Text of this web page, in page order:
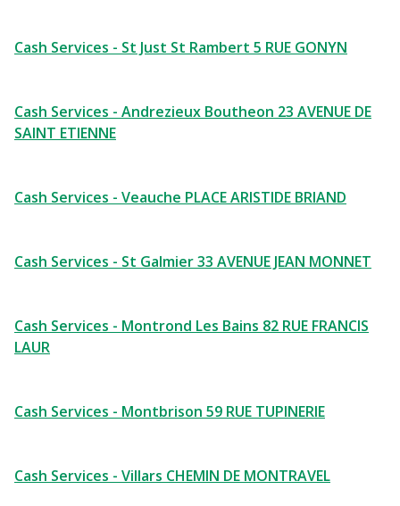
Cash Services - St Just St Rambert 5 RUE GONYN
Cash Services - Andrezieux Boutheon 23 AVENUE DE
SAINT ETIENNE
Cash Services - Veauche PLACE ARISTIDE BRIAND
Cash Services - St Galmier 33 AVENUE JEAN MONNET
Cash Services - Montrond Les Bains 82 RUE FRANCIS
LAUR
Cash Services - Montbrison 59 RUE TUPINERIE
Cash Services - Villars CHEMIN DE MONTRAVEL